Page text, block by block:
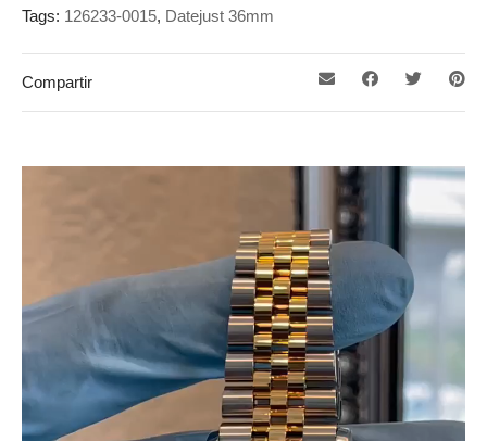
Tags: 126233-0015, Datejust 36mm
Compartir